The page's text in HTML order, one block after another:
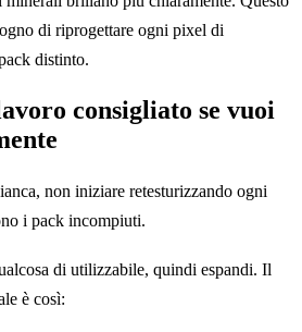
di riprogettare ogni pixel di
distinto.
consigliato se vuoi
non iniziare retesturizzando ogni
i pack incompiuti.
di utilizzabile, quindi espandi. Il
è così: